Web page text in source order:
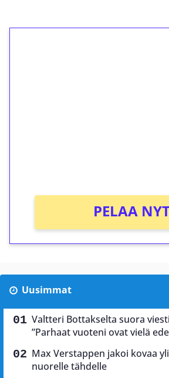
PELAA
Uusimmat
Valtteri Bottakselta suora
”Parhaat vuoteni ovat vielä
Max Verstappen jakoi kovaa
nuorelle tähdelle